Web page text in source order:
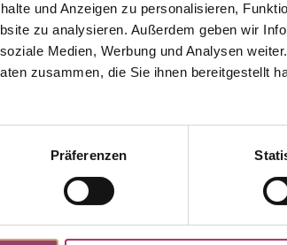
und Anzeigen zu personalisieren,
zu analysieren. Außerdem geben wir
Medien, Werbung und Analysen
zusammen, die Sie ihnen bereitgestellt
Präferenzen
Weitere Stücke aus dieser Kollektion